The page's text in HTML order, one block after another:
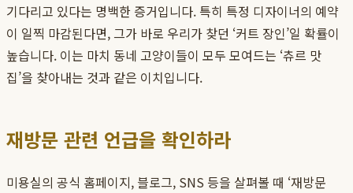
기다리고 있다는 명백한 증거입니다. 특히 특정 디자이너의 예약
이 일찍 마감된다면, 그가 바로 우리가 찾던 ‘커트 장인’일 확률이
높습니다. 이는 마치 동네 고양이들이 모두 모여드는 ‘츄르 맛
집’을 찾아내는 것과 같은 이치입니다.
재방문 관련 언급을 확인하라
미용실의 공식 홈페이지, 블로그, SNS 등을 살펴볼 때 ‘재방문